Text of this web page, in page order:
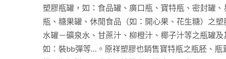
塑膠瓶罐，如：食品罐、廣口瓶、寶特瓶、密封罐
瓶、糖果罐、休閒食品（如：開心果、花生糖）之塑
水罐－礦泉水、甘蔗汁、柳橙汁、椰子汁等之瓶罐及
如：裝bb彈等...。原祥塑膠也銷售寶特瓶之瓶胚、瓶